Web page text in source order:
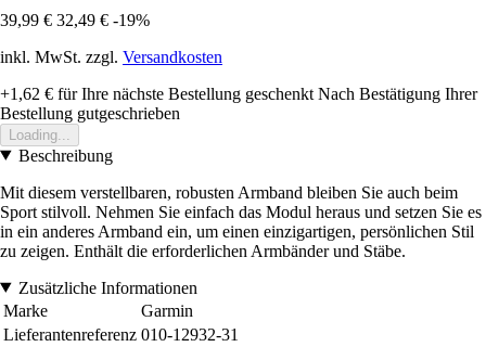
39,99 € 32,49 € -19%
inkl. MwSt. zzgl. Versandkosten
+1,62 € für Ihre nächste Bestellung geschenkt Nach Bestätigung Ihrer
Bestellung gutgeschrieben
Loading...
Beschreibung
Mit diesem verstellbaren, robusten Armband bleiben Sie auch beim
Sport stilvoll. Nehmen Sie einfach das Modul heraus und setzen Sie es
in ein anderes Armband ein, um einen einzigartigen, persönlichen Stil
zu zeigen. Enthält die erforderlichen Armbänder und Stäbe.
Zusätzliche Informationen
Marke
Garmin
Lieferantenreferenz 010-12932-31